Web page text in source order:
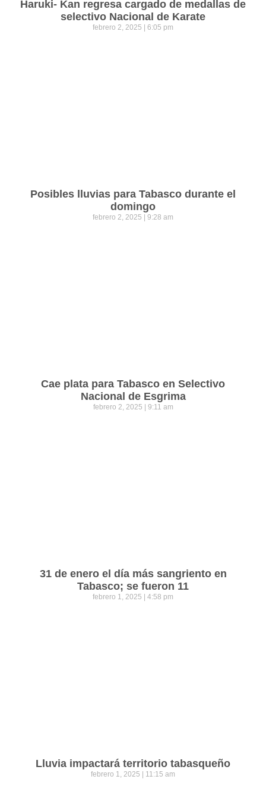
Haruki- Kan regresa cargado de medallas de
selectivo Nacional de Karate
febrero 2, 2025 6:05 pm
Posibles lluvias para Tabasco durante el
domingo
febrero 2, 2025 9:28 am
Cae plata para Tabasco en Selectivo
Nacional de Esgrima
febrero 2, 2025 9:11 am
31 de enero el día más sangriento en
Tabasco; se fueron 11
febrero 1, 2025 4:58 pm
Lluvia impactará territorio tabasqueño
febrero 1, 2025 11:15 am